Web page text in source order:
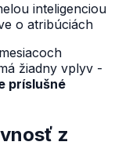
inteligenciou
o atribúciách
žiadny vplyv -
príslušné
z